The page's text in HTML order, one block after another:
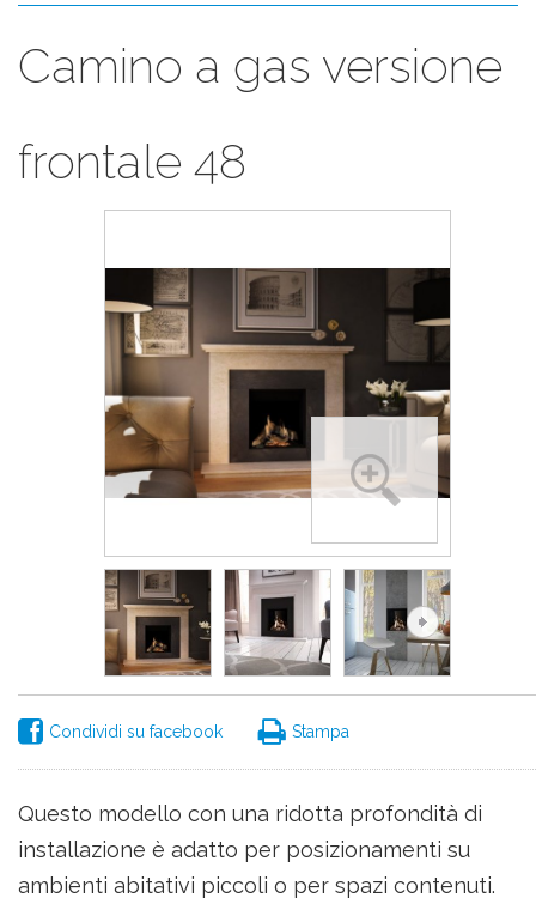
Camino a gas versione
frontale 48
Condividi su facebook Stampa
Questo modello con una ridotta profondità di
installazione è adatto per posizionamenti su
ambienti abitativi piccoli o per spazi contenuti.